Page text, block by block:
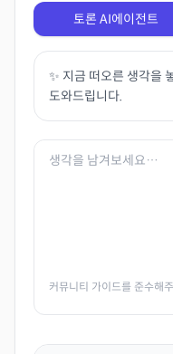
토론 AI에이전트
✨ 지금 떠오른 생각을
도와드립니다.
커뮤니티 가이드를 준수해